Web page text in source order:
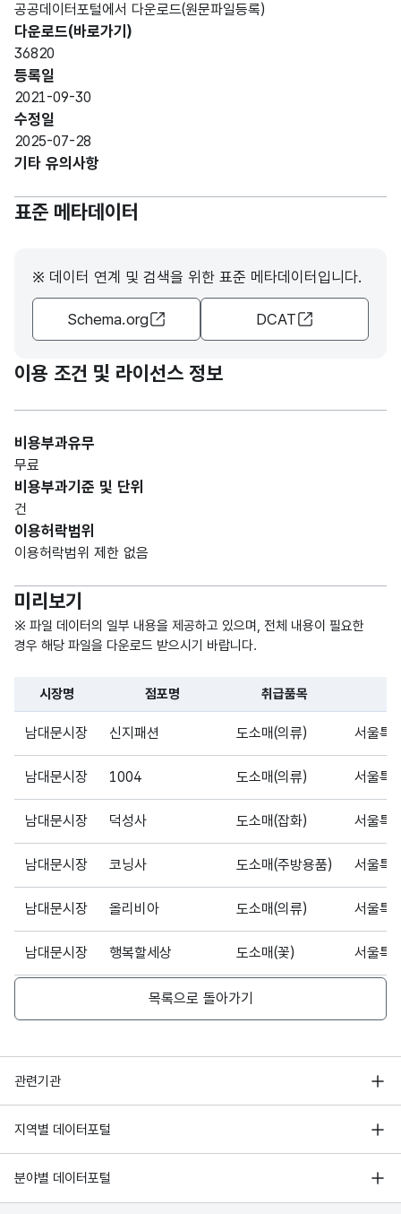
공공데이터포털에서 다운로드(원문파일등록)
다운로드(바로가기)
36820
등록일
2021-09-30
수정일
2025-07-28
기타 유의사항
표준 메타데이터
※ 데이터 연계 및 검색을 위한 표준 메타데이터입니다.
Schema.org DCAT
이용 조건 및 라이선스 정보
비용부과유무
무료
비용부과기준 및 단위
건
이용허락범위
이용허락범위 제한 없음
미리보기
※ 파일 데이터의 일부 내용을 제공하고 있으며, 전체 내용이 필요한
경우 해당 파일을 다운로드 받으시기 바랍니다.
파일 데이터의 일부 내용의 표로 센터명, 프로그램명, 강습요일
시장명 점포명 취급품목
남대문시장 신지패션 도소매(의류) 서울특
남대문시장 1004 도소매(의류) 서울특
남대문시장 덕성사 도소매(잡화) 서울특
남대문시장 코닝사 도소매(주방용품) 서울특
남대문시장 올리비아 도소매(의류) 서울특
남대문시장 행복할세상 도소매(꽃) 서울특
도소매(스카프)
남대문시장 서울
남대문시장 가나안 서울
남대문시장 사라몬드 서울
목록으로 돌아가기
관련기관
행정안전부
한국지능정보사회진흥원
국가정보자원관리원
지역별 데이터포털
서울 열린데이터광장
경기데이터드림
분야별 데이터포털
기상자료개방포털
국토교통부 공간정보오픈플랫폼